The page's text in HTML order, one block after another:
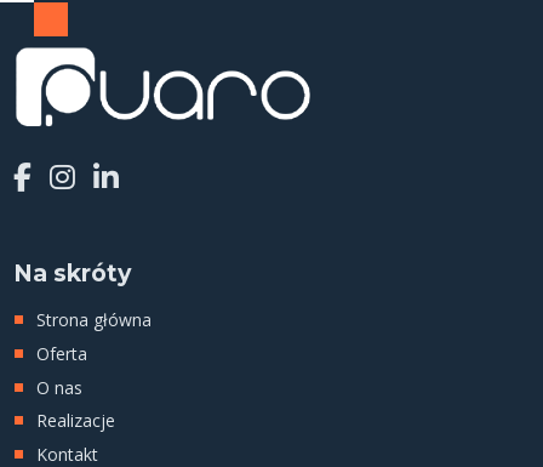
Na skróty
Strona główna
Oferta
O nas
Realizacje
Kontakt